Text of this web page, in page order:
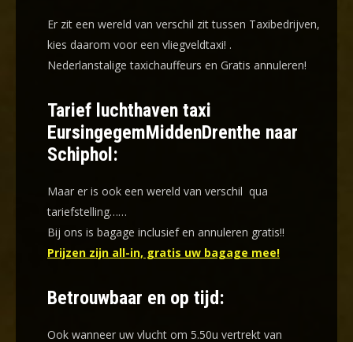
Er zit een wereld van verschil zit tussen Taxibedrijven,
kies daarom voor een vliegveldtaxi! .
Nederlanstalige taxichauffeurs en Gratis annuleren!
Tarief luchthaven taxi
EursingegemMiddenDrenthe naar
Schiphol:
Maar er is ook een wereld van verschil qua
tariefstelling……
Bij ons is bagage inclusief en annuleren gratis!!
Prijzen zijn all-in, gratis uw bagage mee!
Betrouwbaar en op tijd:
Ook wanneer uw vlucht om 5.50u vertrekt van